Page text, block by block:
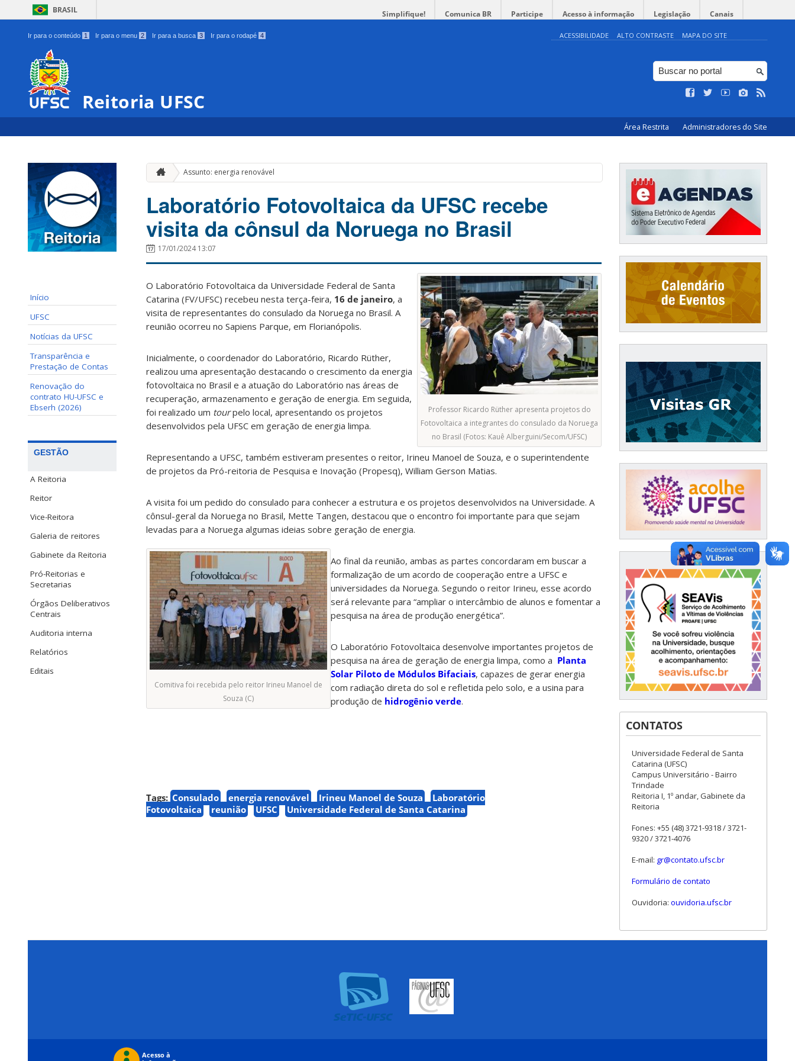
BRASIL Simplifique! Comunica BR Participe Acesso à informação Legislação Canais
Ir para o conteúdo 1 Ir para o menu 2 Ir para a busca 3 Ir para o rodapé 4 ACESSIBILIDADE ALTO CONTRASTE MAPA DO SITE
Reitoria UFSC
Área Restrita Administradores do Site
Início
UFSC
Notícias da UFSC
Transparência e
Prestação de Contas
Renovação do
contrato HU-UFSC e
Ebserh (2026)
GESTÃO
A Reitoria
Reitor
Vice-Reitora
Galeria de reitores
Gabinete da Reitoria
Pró-Reitorias e
Secretarias
Órgãos Deliberativos
Centrais
Auditoria interna
Relatórios
Editais
Assunto: energia renovável
Laboratório Fotovoltaica da UFSC recebe
visita da cônsul da Noruega no Brasil
17/01/2024 13:07
Professor Ricardo Rüther apresenta projetos do
Fotovoltaica a integrantes do consulado da Noruega
no Brasil (Fotos: Kauê Alberguini/Secom/UFSC)
O Laboratório Fotovoltaica da Universidade Federal de Santa
Catarina (FV/UFSC) recebeu nesta terça-feira, 16 de janeiro, a
visita de representantes do consulado da Noruega no Brasil. A
reunião ocorreu no Sapiens Parque, em Florianópolis.
Inicialmente, o coordenador do Laboratório, Ricardo Rüther,
realizou uma apresentação destacando o crescimento da energia
fotovoltaica no Brasil e a atuação do Laboratório nas áreas de
recuperação, armazenamento e geração de energia. Em seguida,
foi realizado um tourpelo local, apresentando os projetos
desenvolvidos pela UFSC em geração de energia limpa.
Representando a UFSC, também estiveram presentes o reitor, Irineu Manoel de Souza, e o superintendente
de projetos da Pró-reitoria de Pesquisa e Inovação (Propesq), William Gerson Matias.
A visita foi um pedido do consulado para conhecer a estrutura e os projetos desenvolvidos na Universidade. A
cônsul-geral da Noruega no Brasil, Mette Tangen, destacou que o encontro foi importante para que sejam
levadas para a Noruega algumas ideias sobre geração de energia.
Comitiva foi recebida pelo reitor Irineu Manoel de
Souza (C)
Ao final da reunião, ambas as partes concordaram em buscar a
formalização de um acordo de cooperação entre a UFSC e
universidades da Noruega. Segundo o reitor Irineu, esse acordo
será relevante para “ampliar o intercâmbio de alunos e fomentar a
pesquisa na área de produção energética”.
O Laboratório Fotovoltaica desenvolve importantes projetos de
pesquisa na área de geração de energia limpa, como a Planta
Solar Piloto de Módulos Bifaciais, capazes de gerar energia
com radiação direta do sol e refletida pelo solo, e a usina para
produção de hidrogênio verde.
Tags: Consulado energia renovável Irineu Manoel de Souza
Laboratório
Fotovoltaica
reunião UFSC Universidade Federal de Santa Catarina
CONTATOS
Universidade Federal de Santa
Catarina (UFSC)
Campus Universitário - Bairro
Trindade
Reitoria I, 1º andar, Gabinete da
Reitoria
Fones: +55 (48) 3721-9318 / 3721-
9320 / 3721-4076
E-mail: gr@contato.ufsc.br
Formulário de contato
Ouvidoria: ouvidoria.ufsc.br